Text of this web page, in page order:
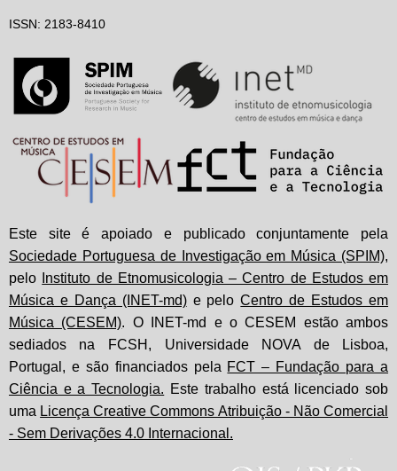
ISSN: 2183-8410
Este site é apoiado e publicado conjuntamente pela
Sociedade Portuguesa de Investigação em Música (SPIM),
pelo
Instituto de Etnomusicologia – Centro de Estudos em
Música e Dança (INET-md)e peloCentro de Estudos em
Música (CESEM). O INET-md e o CESEM estão ambos
sediados na FCSH, Universidade NOVA de Lisboa,
Portugal, e são financiados pela FCT – Fundação para a
Ciência e a Tecnologia. Este trabalho está licenciado sob
uma Licença Creative Commons Atribuição - Não Comercial
- Sem Derivações 4.0 Internacional.